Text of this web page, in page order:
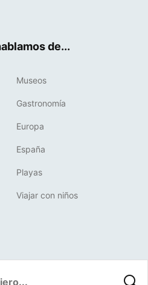
de...
Museos
Gastronomía
Europa
España
Playas
Viajar con niños